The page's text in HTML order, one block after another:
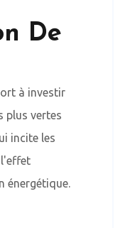
De
à investir
plus vertes
incite les
l'effet
énergétique.